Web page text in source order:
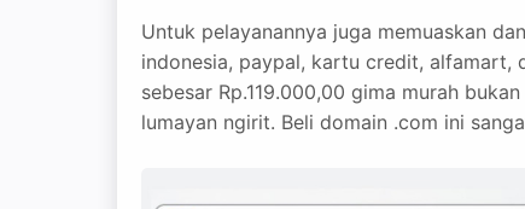
Untuk pelayanannya juga memuaskan
indonesia, paypal, kartu credit, alfamart,
sebesar Rp.119.000,00 gima murah
lumayan ngirit. Beli domain .com ini